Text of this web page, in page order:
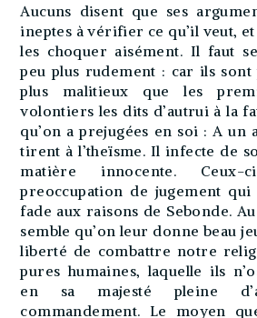
Aucuns disent que ses
ineptes à vérifier ce qu’il veut,
les choquer aisément. Il faut
peu plus rudement : car ils sont
plus malitieux que les
volontiers les dits d’autrui à la
qu’on a prejugées en soi : A un
tirent à l’theïsme. Il infecte de
matière innocente.
preoccupation de jugement
fade aux raisons de Sebonde.
semble qu’on leur donne beau
liberté de combattre notre
pures humaines, laquelle ils
en sa majesté pleine
commandement. Le moyen